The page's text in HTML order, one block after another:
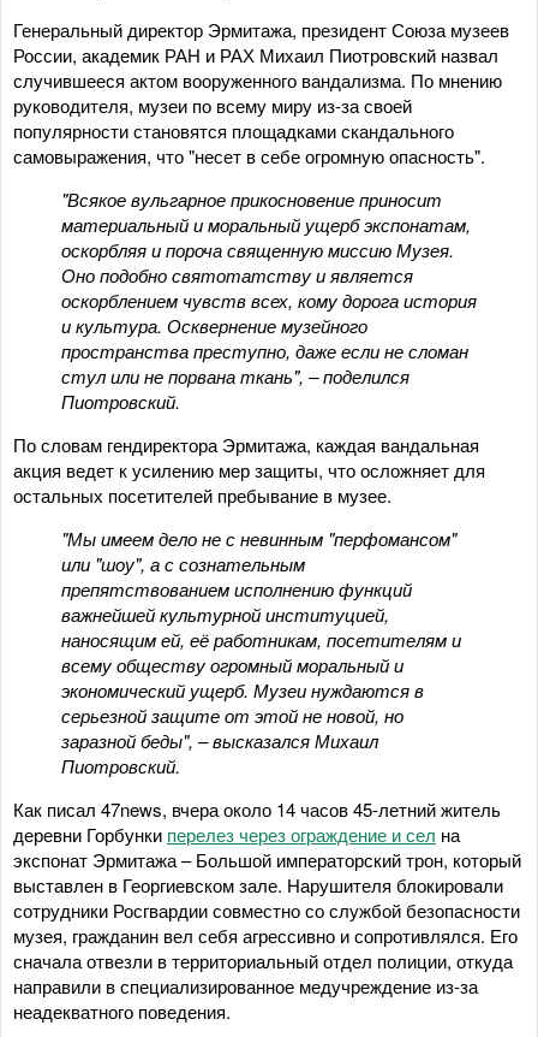
Генеральный директор Эрмитажа, президент Союза музеев
России, академик РАН и РАХ Михаил Пиотровский назвал
случившееся актом вооруженного вандализма. По мнению
руководителя, музеи по всему миру из-за своей
популярности становятся площадками скандального
самовыражения, что "несет в себе огромную опасность".
"Всякое вульгарное прикосновение приносит
материальный и моральный ущерб экспонатам,
оскорбляя и пороча священную миссию Музея.
Оно подобно святотатству и является
оскорблением чувств всех, кому дорога история
и культура. Осквернение музейного
пространства преступно, даже если не сломан
стул или не порвана ткань", – поделился
Пиотровский.
По словам гендиректора Эрмитажа, каждая вандальная
акция ведет к усилению мер защиты, что осложняет для
остальных посетителей пребывание в музее.
"Мы имеем дело не с невинным "перфомансом"
или "шоу", а с сознательным
препятствованием исполнению функций
важнейшей культурной институцией,
наносящим ей, её работникам, посетителям и
всему обществу огромный моральный и
экономический ущерб. Музеи нуждаются в
серьезной защите от этой не новой, но
заразной беды", – высказался Михаил
Пиотровский.
Как писал 47news, вчера около 14 часов 45-летний житель
деревни Горбунки перелез через ограждение и сел на
экспонат Эрмитажа – Большой императорский трон, который
выставлен в Георгиевском зале. Нарушителя блокировали
сотрудники Росгвардии совместно со службой безопасности
музея, гражданин вел себя агрессивно и сопротивлялся. Его
сначала отвезли в территориальный отдел полиции, откуда
направили в специализированное медучреждение из-за
неадекватного поведения.